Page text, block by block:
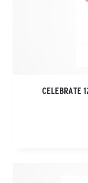
CELEBRATE